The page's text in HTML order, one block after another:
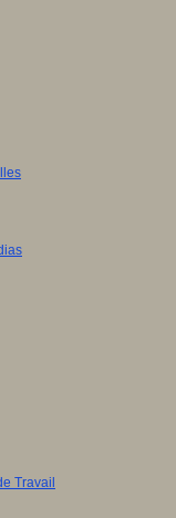
Travail